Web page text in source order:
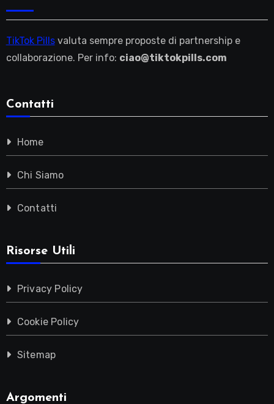
TikTok Pillsvaluta sempre proposte di partnership e
collaborazione. Per info: ciao@tiktokpills.com
Contatti
Home
Chi Siamo
Contatti
Risorse Utili
Privacy Policy
Cookie Policy
Sitemap
Argomenti